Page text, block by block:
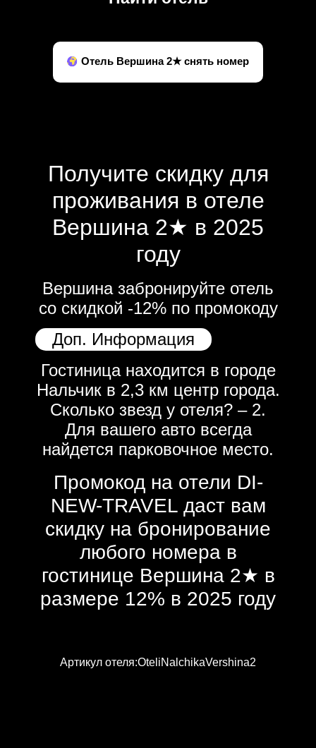
Отель Вершина 2★ снять номер
Получите скидку для
проживания в отеле
Вершина 2★ в 2025
году
Вершина забронируйте отель
со скидкой -12% по промокоду
Доп. Информация
Гостиница находится в городе
Нальчик в 2,3 км центр города.
Сколько звезд у отеля? – 2.
Для вашего авто всегда
найдется парковочное место.
Промокод на отели DI-
NEW-TRAVEL даст вам
скидку на бронирование
любого номера в
гостинице Вершина 2★ в
размере 12% в 2025 году
Артикул отеля:OteliNalchikaVershina2